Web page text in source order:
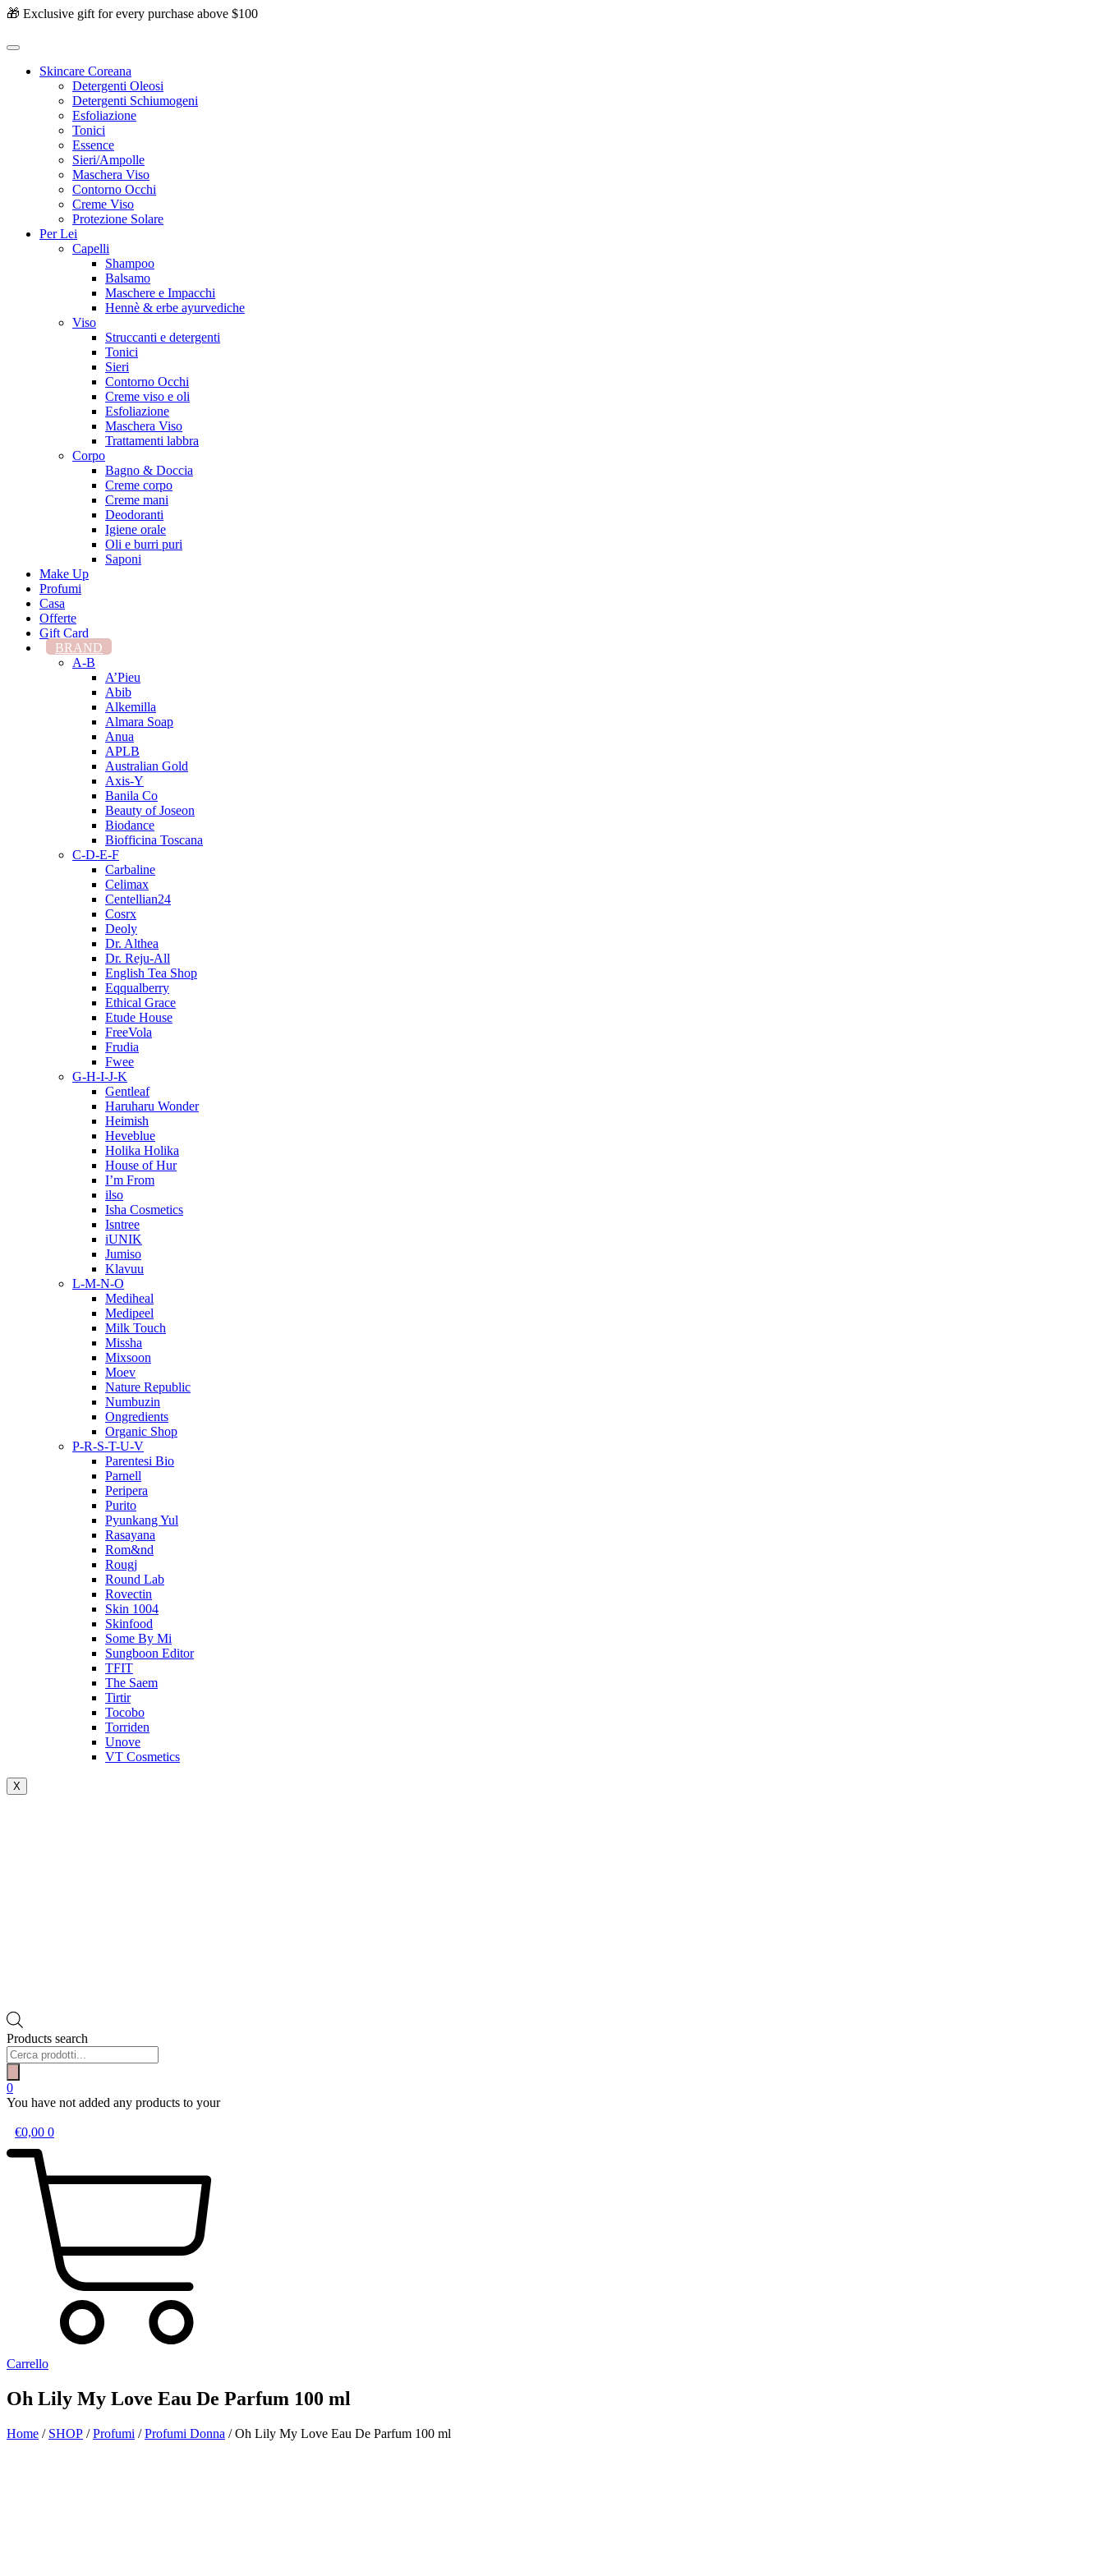
🎁 Exclusive gift for every purchase above $100
Skincare Coreana
Detergenti Oleosi
Detergenti Schiumogeni
Esfoliazione
Tonici
Essence
Sieri/Ampolle
Maschera Viso
Contorno Occhi
Creme Viso
Protezione Solare
Per Lei
Capelli
Shampoo
Balsamo
Maschere e Impacchi
Hennè & erbe ayurvediche
Viso
Struccanti e detergenti
Tonici
Sieri
Contorno Occhi
Creme viso e oli
Esfoliazione
Maschera Viso
Trattamenti labbra
Corpo
Bagno & Doccia
Creme corpo
Creme mani
Deodoranti
Igiene orale
Oli e burri puri
Saponi
Make Up
Profumi
Casa
Offerte
Gift Card
BRAND
A-B
A’Pieu
Abib
Alkemilla
Almara Soap
Anua
APLB
Australian Gold
Axis-Y
Banila Co
Beauty of Joseon
Biodance
Biofficina Toscana
C-D-E-F
Carbaline
Celimax
Centellian24
Cosrx
Deoly
Dr. Althea
Dr. Reju-All
English Tea Shop
Eqqualberry
Ethical Grace
Etude House
FreeVola
Frudia
Fwee
G-H-I-J-K
Gentleaf
Haruharu Wonder
Heimish
Heveblue
Holika Holika
House of Hur
I’m From
ilso
Isha Cosmetics
Isntree
iUNIK
Jumiso
Klavuu
L-M-N-O
Mediheal
Medipeel
Milk Touch
Missha
Mixsoon
Moev
Nature Republic
Numbuzin
Ongredients
Organic Shop
P-R-S-T-U-V
Parentesi Bio
Parnell
Peripera
Purito
Pyunkang Yul
Rasayana
Rom&nd
Rougj
Round Lab
Rovectin
Skin 1004
Skinfood
Some By Mi
Sungboon Editor
TFIT
The Saem
Tirtir
Tocobo
Torriden
Unove
VT Cosmetics
X
Products search
0
You have not added any products to your
€0,00 0
Carrello
Oh Lily My Love Eau De Parfum 100 ml
Home / SHOP /Profumi /Profumi Donna / Oh Lily My Love Eau De Parfum 100 ml